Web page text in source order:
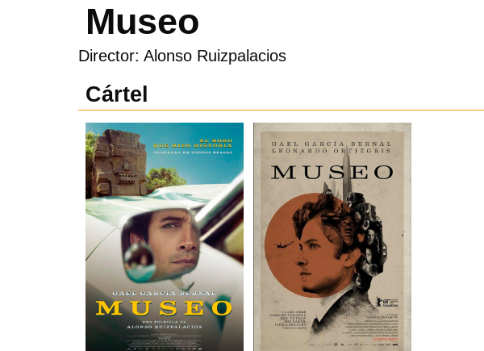
Museo
Director: Alonso Ruizpalacios
Cártel